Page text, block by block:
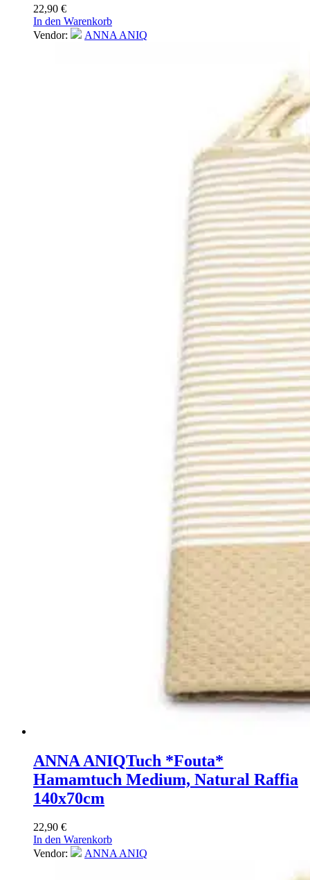
22,90 €
In den Warenkorb
Vendor:
ANNA ANIQ
ANNA ANIQTuch *Fouta*
Hamamtuch Medium, Natural Raffia
140x70cm
22,90 €
In den Warenkorb
Vendor:
ANNA ANIQ